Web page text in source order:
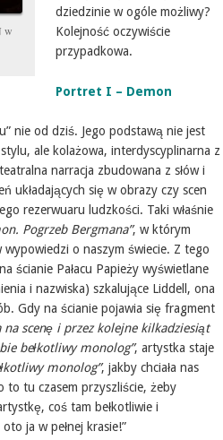
w
dziedzinie w ogóle możliwy?
Kolejność oczywiście
przypadkowa.
Portret I – Demon
nie od dziś. Jego podstawą nie jest
ale kolażowa, interdyscyplinarna z
narracja zbudowana z słów i
układających się w obrazy czy scen
rezerwuaru ludzkości. Taki właśnie
Pogrzeb Bergmana”, w którym
o naszym świecie. Z tego
ścianie Pałacu Papieży wyświetlane
i nazwiska) szkalujące Liddell, ona
Gdy na ścianie pojawia się fragment
scenę i przez kolejne kilkadziesiąt
bełkotliwy monolog”, artystka staje
monolog”, jakby chciała nas
to tu czasem przyszliście, żeby
coś tam bełkotliwie i
ja w pełnej krasie!”